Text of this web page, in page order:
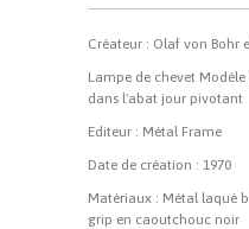
Créateur : Olaf von Bohr
Lampe de chevet
dans l'abat jour pivotant
Editeur : Métal Frame
Date de création : 1970
Matériaux : Métal laqué
grip en caoutchouc noir